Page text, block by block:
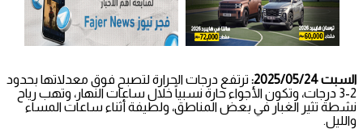
السبت 2025/05/24:
ترتفع درجات الحرارة لتصبح فوق معدلاتها بحدود
2-3 درجات، وتكون الأجواء حارة نسبياً خلال ساعات النهار، وتهب رياح
نشطة تثير الغبار في بعض المناطق، ولطيفة أثناء ساعات المساء
والليل.